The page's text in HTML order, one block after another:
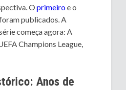
Oprimeiroe o
publicados. A
começa agora: A
Champions League,
Anos de